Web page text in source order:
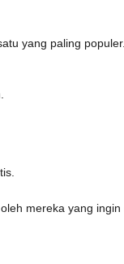
yang paling
mereka yang